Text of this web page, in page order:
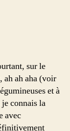
sur le
ah ah aha (voir
et à
connais la
avec